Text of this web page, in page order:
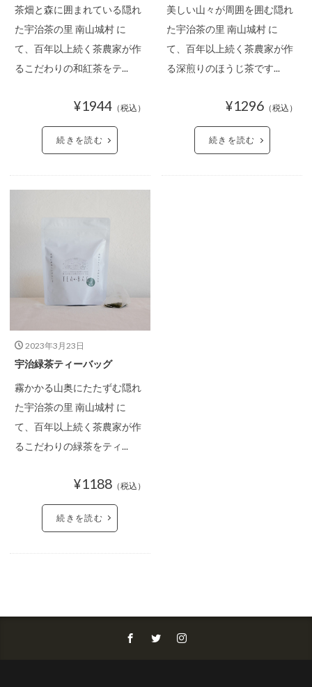
茶畑と森に囲まれている隠れ
た宇治茶の里 南山城村 に
て、百年以上続く茶農家が作
るこだわりの和紅茶をテ...
¥1944（税込）
続きを読む
美しい山々が周囲を囲む隠れ
た宇治茶の里 南山城村 に
て、百年以上続く茶農家が作
る深煎りのほうじ茶です...
¥1296 （税込）
続きを読む
2023年3月23日
宇治緑茶ティーバッグ
霧かかる山奥にたたずむ隠れ
た宇治茶の里 南山城村 に
て、百年以上続く茶農家が作
るこだわりの緑茶をティ...
¥1188（税込）
続きを読む